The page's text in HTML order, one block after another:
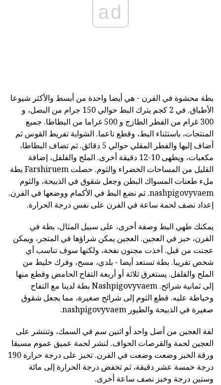
ad
بطة محشوة في الفرن - هي أيضا واحدة من أبسط والأكثر شيوعا
الأطباق. في 2 كجم يترك البط حوالي 150 جرام من البصل، و
300 غرام من الفطر الطازج و 500 غراما من البطاطا. جميع
المنتجات، باستثناء البط، وقطع ناعما. الشواية تفريط القوس ثم
أضاف إليها والفطر المقلي حوالي 5 دقائق. ثم تضاف البطاطا،
مكعبات، ويطهى 10-12 دقيقة أخرى. الملح والفلفل، إضافة
القليل من المساحات الخضراء والثوم. حصلت Farshiruem بطة
ملء طعنات المسواك البطن وجعل شقوق في الذبيحة، والثوم
nashpigovyvaem. ثم نضع البط في الأكمام ووضعها في الفرن.
إعداد نصف لحمة ساعة في الفرن على نفس درجة الحرارة.
يمكنك طهي البط وصفة أخرى، على سبيل المثال، بطة في
الفرن، خبز في العجين. العجين يمكن شراؤها في المتجر، ويمكن
عجنت من قبل. أخذت مجنون نفخة، ولكنها سوف تناسب أي
شخص تقريبا. بطة تستعد أيضا - بلدي، مسح، وفرك خليط من
الملح والفلفل. يستغرق ثلاثة أو أربعة التفاح الحامض وقطع منها
إلى ثمانية شرائح. Nashpigovyvaem بطة لدينا مع التفاح
وخياطة عليه. قطع الثوم إلى شرائح صغيرة، مما يجعل شقوق
صغيرة في الذبيحة والطيور nashpigovyvaem.
لفة العجين من أصل واحد أو اثنين سم في السمك، وتنتشر على
العجين لحمة والقرصات الحواف. لنشر لحمة عميق عموم مسبقا
ورقة الخبز وضعت وضعت في الفرن. تخبز على درجة حرارة 190
درجة خمسة عشر دقيقة، ثم تخفض درجة الحرارة إلى مائة
وستين درجة وخبز نصف ساعة أخرى.